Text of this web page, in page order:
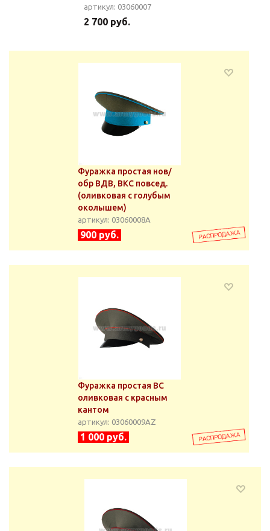
артикул: 03060007
2 700 руб.
Фуражка простая нов/
обр ВДВ, ВКС повсед.
(оливковая с голубым
околышем)
артикул: 03060008А
900 руб.
Фуражка простая ВС
оливковая с красным
кантом
артикул: 03060009АZ
1 000 руб.